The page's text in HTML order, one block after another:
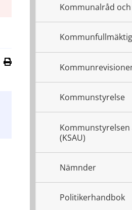
Kommunalråd
Kommunstyrelse
(KSAU)
Nämnder
Politikerhandbok